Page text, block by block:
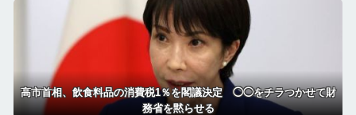
高市首相、飲食料品の消費税1％を閣議決定 ◯◯をチラつかせて財
務省を黙らせる